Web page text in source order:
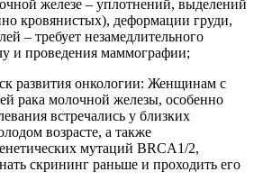
железе – уплотнений, выделений
кровянистых), деформации груди,
– требует незамедлительного
и проведения маммографии;
развития онкологии: Женщинам с
рака молочной железы, особенно
встречались у близких
возрасте, а также
мутаций BRCA1/2,
скрининг раньше и проходить его